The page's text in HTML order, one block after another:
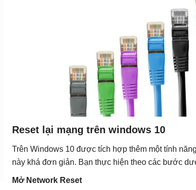
Reset lại mạng trên windows 10
Trên Windows 10 được tích hợp thêm một tính
này khá đơn giản. Bạn thực hiện theo các bước
Mở Network Reset